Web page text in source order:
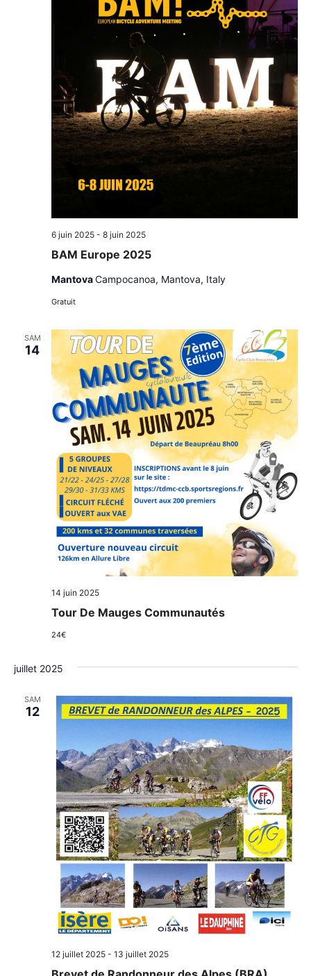
BAM Europe 2025
6 juin 2025- 8 juin 2025
MantovaCampocanoa, Mantova, Italy
Gratuit
SAM
14
Tour De Mauges Communautés
14 juin 2025
24€
juillet 2025
SAM
12
12 juillet 2025- 13 juillet 2025